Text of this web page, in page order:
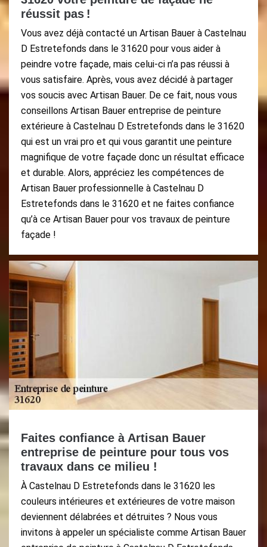
réussit pas !
Vous avez déjà contacté un Artisan Bauer à Castelnau
D Estretefonds dans le 31620 pour vous aider à
peindre votre façade, mais celui-ci n’a pas réussi à
vous satisfaire. Après, vous avez décidé à partager
vos soucis avec Artisan Bauer. De ce fait, nous vous
conseillons Artisan Bauer entreprise de peinture
extérieure à Castelnau D Estretefonds dans le 31620
qui est un vrai pro et qui vous garantit une peinture
magnifique de votre façade donc un résultat efficace
et durable. Alors, appréciez les compétences de
Artisan Bauer professionnelle à Castelnau D
Estretefonds dans le 31620 et ne faites confiance
qu’à ce Artisan Bauer pour vos travaux de peinture
façade !
Faites confiance à Artisan Bauer
entreprise de peinture pour tous vos
travaux dans ce milieu !
À Castelnau D Estretefonds dans le 31620 les
couleurs intérieures et extérieures de votre maison
deviennent délabrées et détruites ? Nous vous
invitons à appeler un spécialiste comme Artisan Bauer